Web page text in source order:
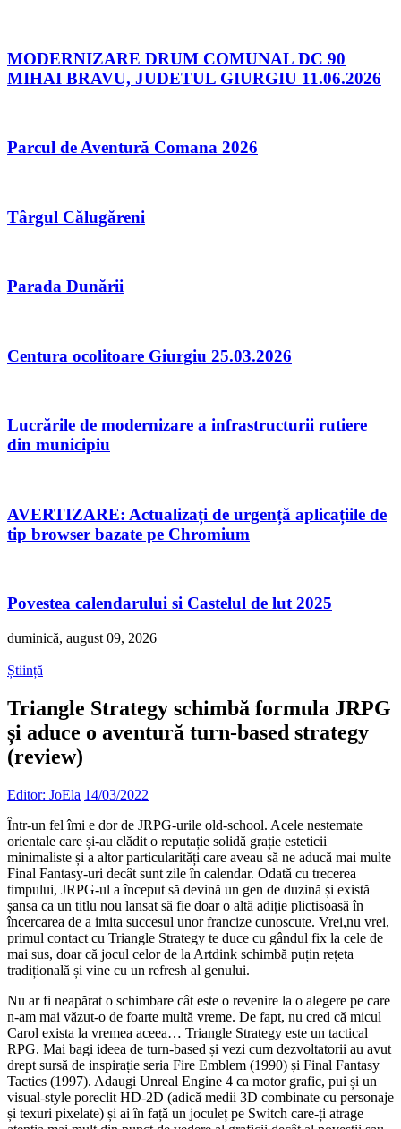
MODERNIZARE DRUM COMUNAL DC 90
MIHAI BRAVU, JUDETUL GIURGIU 11.06.2026
Parcul de Aventură Comana 2026
Târgul Călugăreni
Parada Dunării
Centura ocolitoare Giurgiu 25.03.2026
Lucrările de modernizare a infrastructurii rutiere
din municipiu
AVERTIZARE: Actualizați de urgență aplicațiile de
tip browser bazate pe Chromium
Povestea calendarului si Castelul de lut 2025
duminică, august 09, 2026
Știință
Triangle Strategy schimbă formula JRPG
și aduce o aventură turn-based strategy
(review)
Editor: JoEla 14/03/2022
Într-un fel îmi e dor de JRPG-urile old-school. Acele nestemate
orientale care și-au clădit o reputație solidă grație esteticii
minimaliste și a altor particularități care aveau să ne aducă mai multe
Final Fantasy-uri decât sunt zile în calendar. Odată cu trecerea
timpului, JRPG-ul a început să devină un gen de duzină și există
șansa ca un titlu nou lansat să fie doar o altă adiție plictisoasă în
încercarea de a imita succesul unor francize cunoscute. Vrei,nu vrei,
primul contact cu Triangle Strategy te duce cu gândul fix la cele de
mai sus, doar că jocul celor de la Artdink schimbă puțin rețeta
tradițională și vine cu un refresh al genului.
Nu ar fi neapărat o schimbare cât este o revenire la o alegere pe care
n-am mai văzut-o de foarte multă vreme. De fapt, nu cred că micul
Carol exista la vremea aceea… Triangle Strategy este un tactical
RPG. Mai bagi ideea de turn-based și vezi cum dezvoltatorii au avut
drept sursă de inspirație seria Fire Emblem (1990) și Final Fantasy
Tactics (1997). Adaugi Unreal Engine 4 ca motor grafic, pui și un
visual-style poreclit HD-2D (adică medii 3D combinate cu personaje
și texuri pixelate) și ai în față un joculeț pe Switch care-ți atrage